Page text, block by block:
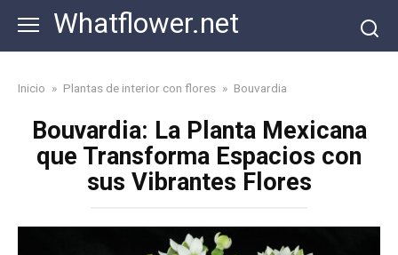
content
Whatflower.net
Inicio » Plantas de interior con flores » Bouvardia
Bouvardia: La Planta Mexicana
que Transforma Espacios con
sus Vibrantes Flores